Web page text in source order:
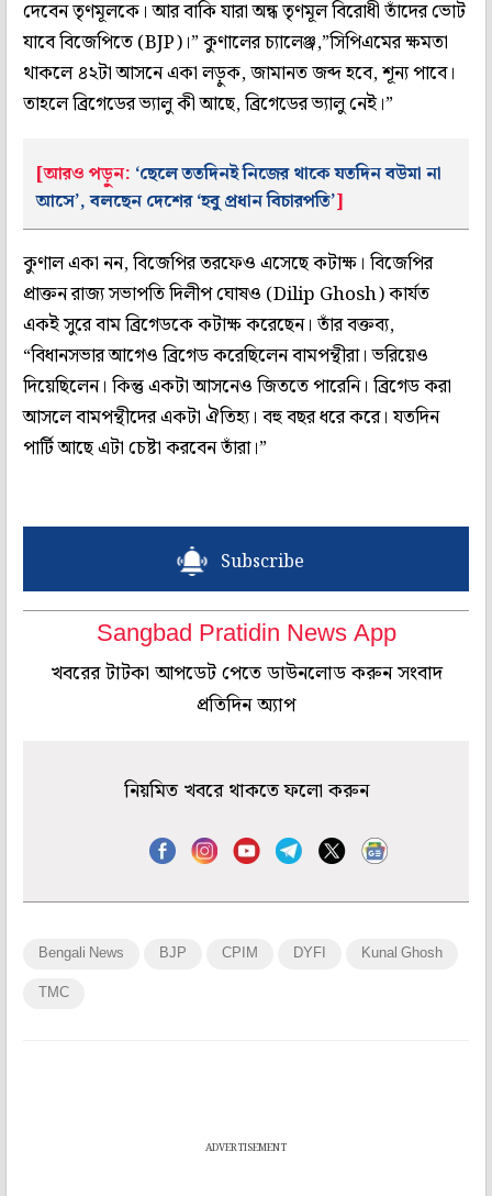
দেবেন তৃণমূলকে। আর বাকি যারা অন্ধ তৃণমূল বিরোধী তাঁদের ভোট
যাবে বিজেপিতে (BJP)।” কুণালের চ্যালেঞ্জ,”সিপিএমের ক্ষমতা
থাকলে ৪২টা আসনে একা লড়ুক, জামানত জব্দ হবে, শূন্য পাবে।
তাহলে ব্রিগেডের ভ্যালু কী আছে, ব্রিগেডের ভ্যালু নেই।”
[আরও পড়ুন: ‘ছেলে ততদিনই নিজের থাকে যতদিন বউমা না
আসে’, বলছেন দেশের ‘হবু প্রধান বিচারপতি’]
কুণাল একা নন, বিজেপির তরফেও এসেছে কটাক্ষ। বিজেপির
প্রাক্তন রাজ্য সভাপতি দিলীপ ঘোষও (Dilip Ghosh) কার্যত
একই সুরে বাম ব্রিগেডকে কটাক্ষ করেছেন। তাঁর বক্তব্য,
“বিধানসভার আগেও ব্রিগেড করেছিলেন বামপন্থীরা। ভরিয়েও
দিয়েছিলেন। কিন্তু একটা আসনেও জিততে পারেনি। ব্রিগেড করা
আসলে বামপন্থীদের একটা ঐতিহ্য। বহু বছর ধরে করে। যতদিন
পার্টি আছে এটা চেষ্টা করবেন তাঁরা।”
Subscribe
Sangbad Pratidin News App
খবরের টাটকা আপডেট পেতে ডাউনলোড করুন সংবাদ
প্রতিদিন অ্যাপ
নিয়মিত খবরে থাকতে ফলো করুন
Bengali News BJP CPIM DYFI Kunal Ghosh
TMC
ADVERTISEMENT